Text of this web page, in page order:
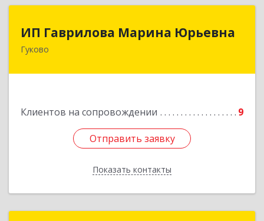
ИП Гаврилова Марина Юрьевна
Гуково
Клиентов на сопровождении 9
Отправить заявку
Показать контакты
Отправить заявку
Назад